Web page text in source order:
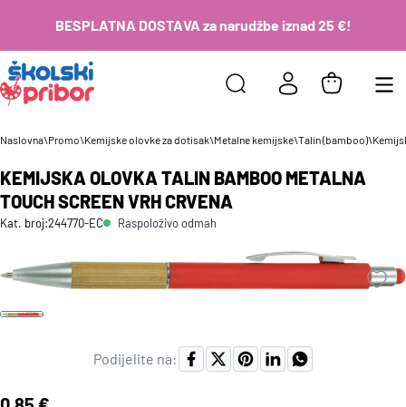
BESPLATNA DOSTAVA za narudžbe iznad 25 €!
Podijelite na:
Naslovna\Promo\Kemijske olovke za dotisak\Metalne kemijske\Talin (bamboo)\
KEMIJSKA OLOVKA TALIN BAMBOO METALNA
TOUCH SCREEN VRH CRVENA
Kat. broj:244770-EC Raspoloživo odmah